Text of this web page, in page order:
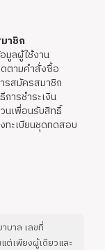
าชิก
มูลผู้ใช้งาน
ตามคำสั่งซื้อ
รสมัครสมาชิก
การชำระเงิน
นเพื่อนรับสิทธิ์
ทะเบียนชุดทดสอบ
บาล เลขที่
ต่เพียงผู้เดียวและ